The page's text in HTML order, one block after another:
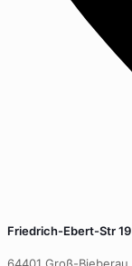
Friedrich-Ebert-Str 19